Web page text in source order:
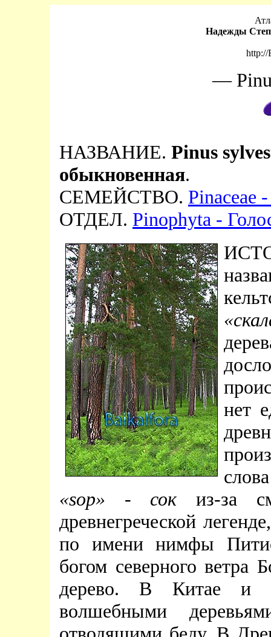
Надежды
http://
—
НАЗВАНИЕ. Pinus
обыкновенная.
СЕМЕЙСТВО. Pinaceae
ОТДЕЛ. Pinophyta -
нет
«sop» - сок из-за
древнегреческой
по имени нимфы
богом северного ветра
дерево. В Китае и
волшебными